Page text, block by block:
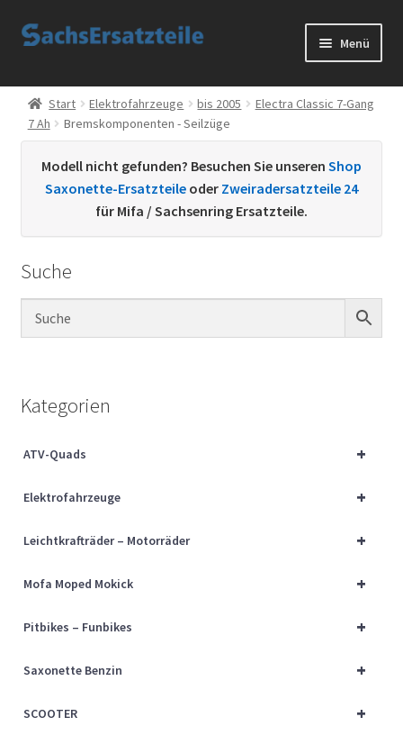
Zur
Zum
Menü
Start
AGB
Datenschutzerklärung
Kontakt
Sachs Ersatzteile
Über uns
Start Elektrofahrzeuge bis 2005
Electra Classic 7-Gang
7 Ah
Bremskomponenten - Seilzüge
Modell nicht gefunden? Besuchen Sie unseren Shop
Saxonette-Ersatzteile oder Zweiradersatzteile 24
für Mifa / Sachsenring Ersatzteile.
Suche
Kategorien
+
ATV-Quads
+
Elektrofahrzeuge
+
Leichtkrafträder – Motorräder
+
Mofa Moped Mokick
+
Pitbikes – Funbikes
+
Saxonette Benzin
+
SCOOTER